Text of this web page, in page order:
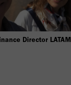
Director LATAM